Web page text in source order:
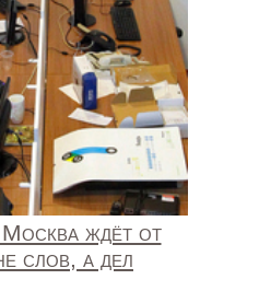
ждёт от
слов, а дел